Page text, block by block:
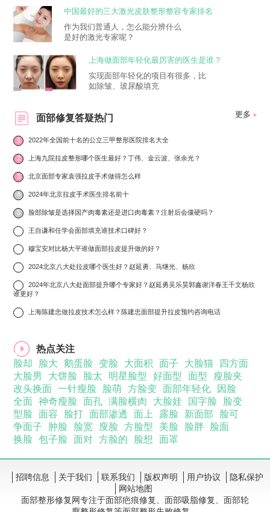
中国最好的三大激光皮肤整形整容专家排名
作为我们普通人，怎么能分辨什么
是好的激光专家呢？
上海做面部年轻化最厉害的医生是谁？
实现面部年轻化的项目有很多，比
如除皱、玻尿酸填充
面部修复答疑热门 更多
1 2022年全国前十名的公立三甲整形医院排名大全
2 上海九院拉皮整形哪个医生最好？丁伟、金云波、张余光？
3 北京面部专家袁强拉皮手术做得怎么样
4 2024年北京拉皮手术医生排名前十
5 脸部除皱是选择国产肉毒素还是进口肉毒素？注射后会僵硬吗？
王自谦和任学会面部填充谁技术口碑好？
穆宝安对比杨大平谁做面部拉皮提升做的好？
2024北京八大处拉皮哪个医生好？赵延勇、马继光、杨欣
2024年北京八大处面部提升哪个专家好？赵延勇吴乐昊郭鑫谢洋春王千文杨欣
谁更好？
10 上海陈建忠做拉皮技术怎么样？陈建忠面部提升拉皮预约咨询电话
热点关注
脸却
脸大 鹅蛋脸 变脸 大面积 面子 大脸猫
四方面
大脸男
大饼脸 脸太 明星脸型 好面型 面型
瘦脸夹
改头换面
一针瘦脸 脸萌 方脸变 面部年轻化
因脸
全面
神奇瘦脸 面孔 满脸横肉 大脸娃 国字脸
脸变
型脸
面容 脸打 面部渗透 面上 露脸 新面部
脸可
争面子
肿脸 脸宽 廋脸 方脸型 美脸 脸胖
脸面
换脸
包子脸 面对 方脸的 脸想 面罩
招聘信息 关于我们 联系我们 版权声明 用户协议
隐私保护
网站地图
面部整形修复网专注于面部疤痕修复、面部吸脂修复、面部轮